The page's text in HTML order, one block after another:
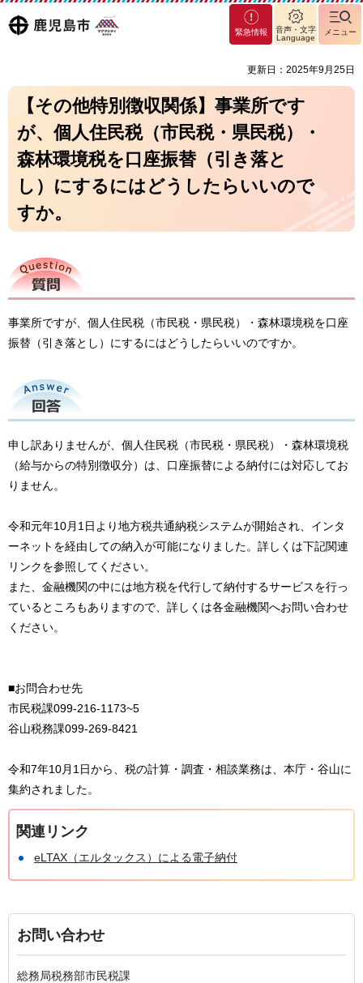
鹿児島
マグ
マシ
緊急情報
音声・文字
Language
メニュー
更新日：2025年9月25日
【その他特別徴収関係】事業所です
が、個人住民税（市民税・県民税）・
森林環境税を口座振替（引き落と
し）にするにはどうしたらいいので
すか。
質問
事業所ですが、個人住民税（市民税・県民税）・森林環境税を口座
振替（引き落とし）にするにはどうしたらいいのですか。
回答
申し訳ありませんが、個人住民税（市民税・県民税）・森林環境税
（給与からの特別徴収分）は、口座振替による納付には対応してお
りません。
令和元年10月1日より地方税共通納税システムが開始され、インタ
ーネットを経由しての納入が可能になりました。詳しくは下記関連
リンクを参照してください。
また、金融機関の中には地方税を代行して納付するサービスを行っ
ているところもありますので、詳しくは各金融機関へお問い合わせ
ください。
■お問合わせ先
市民税課099-216-1173~5
谷山税務課099-269-8421
令和7年10月1日から、税の計算・調査・相談業務は、本庁・谷山に
集約されました。
関連リンク
eLTAX（エルタックス）による電子納付
お問い合わせ
総務局税務部市民税課